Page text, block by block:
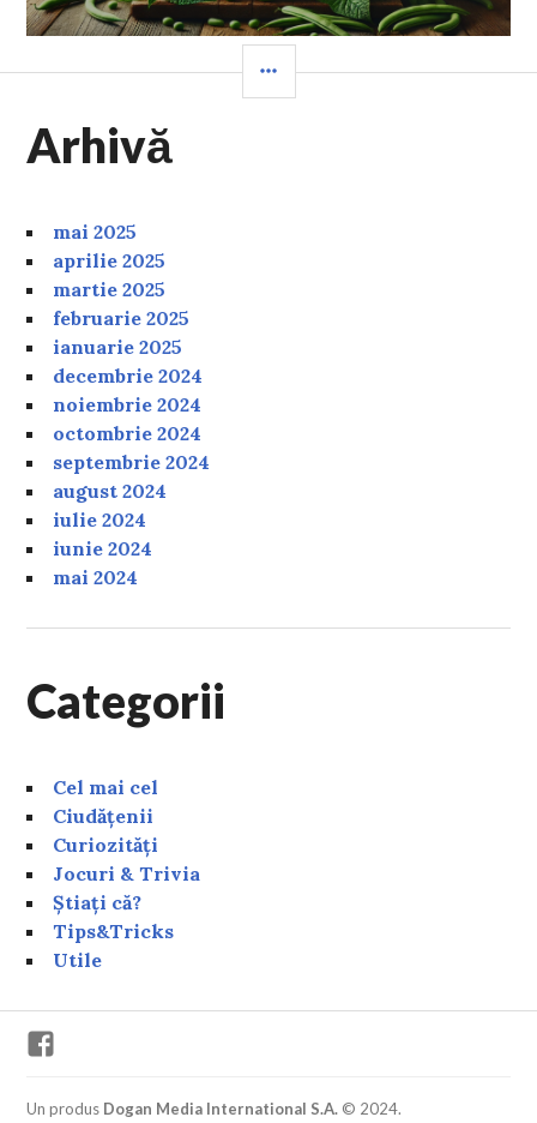
Arhivă
mai 2025
aprilie 2025
martie 2025
februarie 2025
ianuarie 2025
decembrie 2024
noiembrie 2024
octombrie 2024
septembrie 2024
august 2024
iulie 2024
iunie 2024
mai 2024
Categorii
Cel mai cel
Ciudățenii
Curiozități
Jocuri & Trivia
Știați că?
Tips&Tricks
Utile
Un produs Dogan Media International S.A. © 2024.